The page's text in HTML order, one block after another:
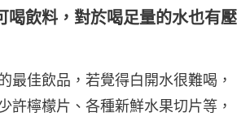
喝飲料，對於喝足量的水也有壓
最佳飲品，若覺得白開水很難喝，
許檸檬片、各種新鮮水果切片等，